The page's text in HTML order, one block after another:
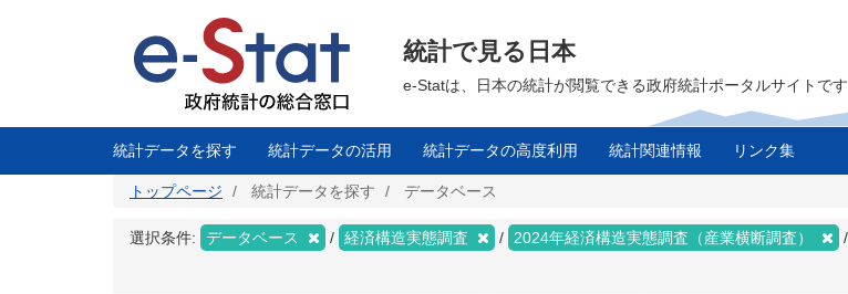
に
統計で見る日本
e-Statは、日本の統計が閲覧できる政府統計ポータルサイトです
統計データを探す 統計データの活用 統計データの高度利用 統計関連情報 リンク集
トップページ 統計データを探す データベース
選択条件: データベース 経済構造実態調査 2024年経済構造実態調査（産業横断調査）